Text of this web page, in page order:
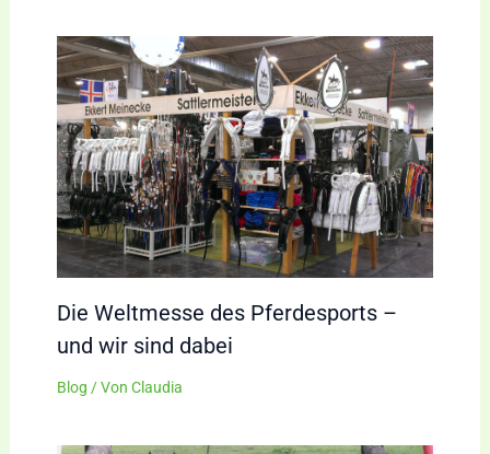
Die Weltmesse des Pferdesports –
und wir sind dabei
Blog / Von Claudia